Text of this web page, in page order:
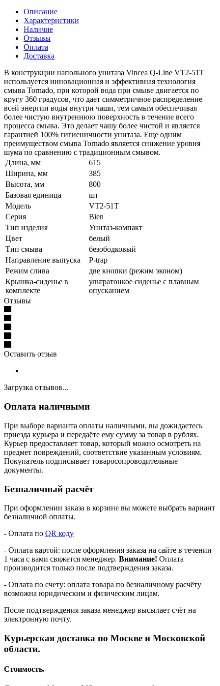
Описание
Характеристики
Наличие
Отзывы
Оплата
Доставка
В конструкции напольного унитаза Vincea Q-Line VT2-51T
используется инновационная и эффективная технология
смыва Tornado, при которой вода при смыве двигается по
кругу 360 градусов, что дает симметричное распределение
всей энергии воды внутри чаши, тем самым обеспечивая
более чистую внутреннюю поверхность в течение всего
процесса смыва. Это делает чашу более чистой и является
гарантией 100% гигиеничности унитаза. Еще одним
преимуществом смыва Tornado является снижение уровня
шума по сравнению с традиционным смывом.
Длина, мм
615
Ширина, мм
385
Высота, мм
800
Базовая единица
шт
Модель
VT2-51T
Серия
Bien
Тип изделия
Унитаз-компакт
Цвет
белый
Тип смыва
безободковый
Направление выпуска
P-trap
Режим слива
две кнопки (режим эконом)
Крышка-сиденье в
комплекте
ультратонкое сиденье с плавным
опусканием
Отзывы
Оставить отзыв
Загрузка отзывов...
Оплата наличными
При выборе варианта оплаты наличными, вы дожидаетесь
приезда курьера и передаёте ему сумму за товар в рублях.
Курьер предоставляет товар, который можно осмотреть на
предмет повреждений, соответствие указанным условиям.
Покупатель подписывает товаросопроводительные
документы.
Безналичный расчёт
При оформлении заказа в корзине вы можете выбрать вариант
безналичной оплаты.
- Оплата по QR коду
- Оплата картой: после оформления заказа на сайте в течении
1 часа с вами свяжется менеджер. Внимание! Оплата
производится только после подтверждения заказа.
- Оплата по счету: оплата товара по безналичному расчёту
возможна юридическим и физическим лицам.
После подтверждения заказа менеджер высылает счёт на
электронную почту.
Курьерская доставка по Москве и Московской
области.
Стоимость.